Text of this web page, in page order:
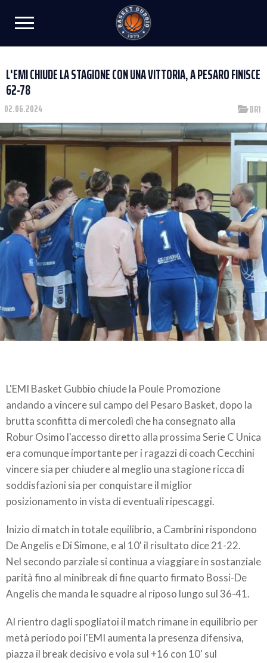
L'EMI CHIUDE LA STAGIONE CON UNA VITTORIA, A PESARO FINISCE
62-78
02.06.2024 DR1
L'EMI Basket Gubbio chiude la Poule Promozione
andando a vincere sul campo del Pesaro Basket, dopo la
brutta sconfitta di mercoledì che ha consegnato alla
Robur Osimo l'accesso diretto alla prossima Serie C Unica
era comunque importante per i ragazzi di coach Cecchini
vincere sia per chiudere al meglio una stagione ricca di
soddisfazioni sia per conquistare il miglior
posizionamento in vista di eventuali ripescaggi.
Inizio di match in totale equilibrio, a Cambrini rispondono
De Angelis e Di Simone, e al 10' il risultato dice 21-22.
Nel secondo parziale si continua a viaggiare in sostanziale
parità fino al minibreak di fine quarto firmato Bossi-De
Angelis che manda le squadre al riposo lungo sul 36-41.
Al rientro dagli spogliatoi il match rimane in equilibrio per
metà periodo poi l'EMI aumenta la presenza difensiva,
piazza il break decisivo e vola sul +16 con 10' sul